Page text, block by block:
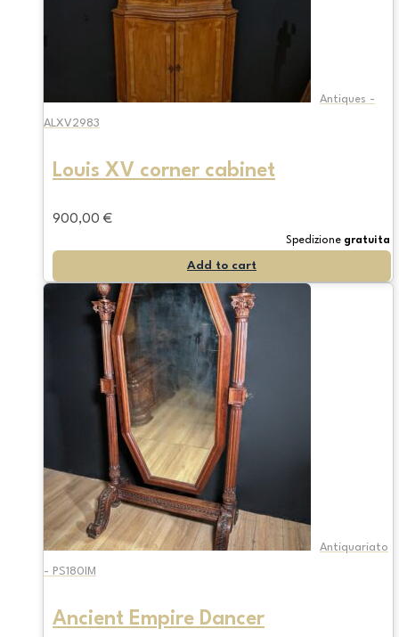
Antiques -
ALXV2983
Louis XV corner cabinet
900,00 €
Spedizione gratuita
Add to cart
Antiquariato
- PS180IM
Ancient Empire Dancer